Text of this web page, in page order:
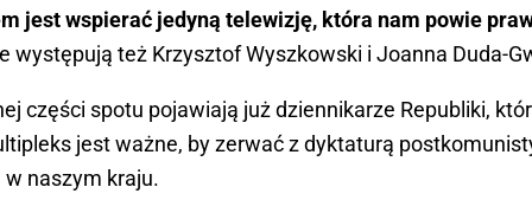
jest wspierać jedyną telewizję, która nam powie
występują też Krzysztof Wyszkowski i Joanna Duda-
części spotu pojawiają już dziennikarze Republiki,
jest ważne, by zerwać z dyktaturą
naszym kraju.